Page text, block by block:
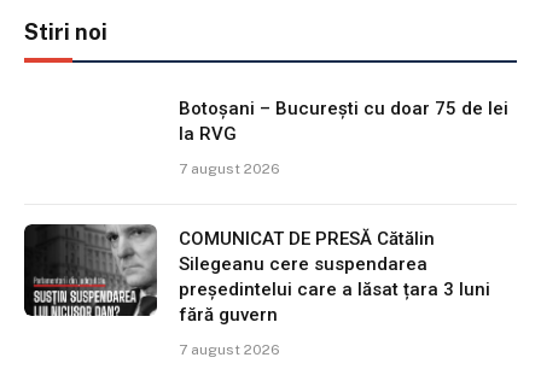
Stiri noi
Botoșani – București cu doar 75 de lei
la RVG
7 august 2026
COMUNICAT DE PRESĂ Cătălin
Silegeanu cere suspendarea
președintelui care a lăsat țara 3 luni
fără guvern
7 august 2026